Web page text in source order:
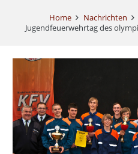
Home Nachrichten
Jugendfeuerwehrtag des